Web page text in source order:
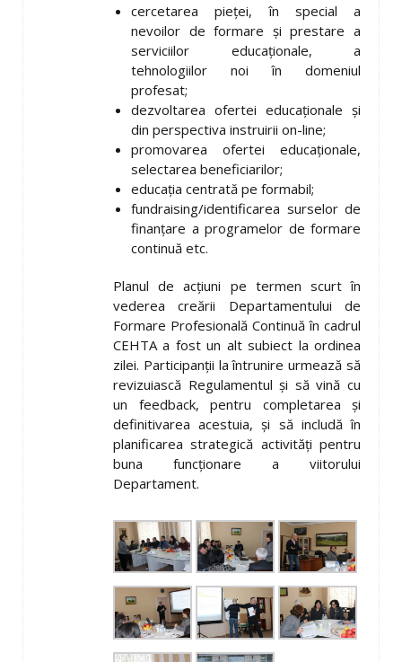
cercetarea pieței, în special a
nevoilor de formare și prestare a
serviciilor educaționale, a
tehnologiilor noi în domeniul
profesat;
dezvoltarea ofertei educaționale și
din perspectiva instruirii on-line;
promovarea ofertei educaționale,
selectarea beneficiarilor;
educația centrată pe formabil;
fundraising/identificarea surselor de
finanțare a programelor de formare
continuă etc.
Planul de acțiuni pe termen scurt în
vederea creării Departamentului de
Formare Profesională Continuă în cadrul
CEHTA a fost un alt subiect la ordinea
zilei. Participanții la întrunire urmează să
revizuiască Regulamentul și să vină cu
un feedback, pentru completarea și
definitivarea acestuia, și să includă în
planificarea strategică activități pentru
buna funcționare a viitorului
Departament.